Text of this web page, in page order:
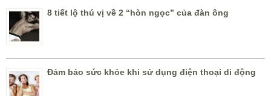
8 tiết lộ thú vị về 2 “hòn ngọc” của đàn ông
Đảm bảo sức khỏe khi sử dụng điện thoại di động